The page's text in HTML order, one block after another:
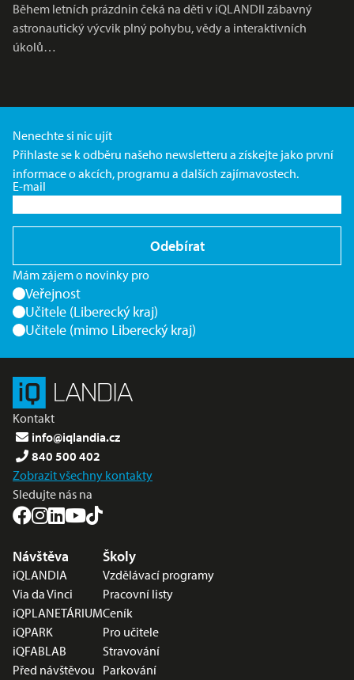
Během letních prázdnin čeká na děti v iQLANDII zábavný
astronautický výcvik plný pohybu, vědy a interaktivních
úkolů…
Nenechte si nic ujít
Přihlaste se k odběru našeho newsletteru a získejte jako první
informace o akcích, programu a dalších zajímavostech.
E-mail
Odebírat
Mám zájem o novinky pro
Veřejnost
Učitele (Liberecký kraj)
Učitele (mimo Liberecký kraj)
Kontakt
info@iqlandia.cz
840 500 402
Zobrazit všechny kontakty
Sledujte nás na
Nabídka v zápatí
Návštěva
iQLANDIA
Via da Vinci
iQPLANETÁRIUM
iQPARK
iQFABLAB
Před návštěvou
Školy
Vzdělávací programy
Pracovní listy
Ceník
Pro učitele
Stravování
Parkování